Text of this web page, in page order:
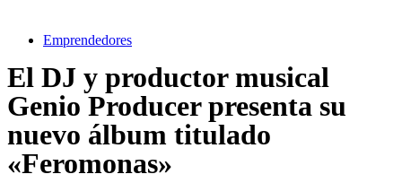
Emprendedores
El DJ y productor musical
Genio Producer presenta su
nuevo álbum titulado
«Feromonas»